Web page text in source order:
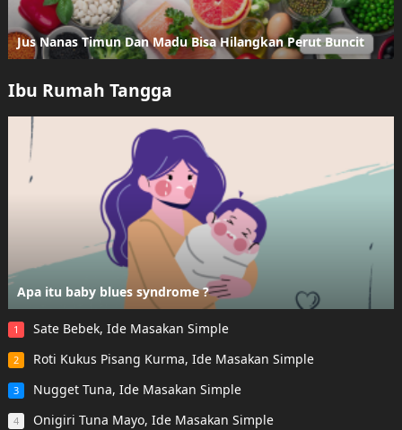
Jus Nanas Timun Dan Madu Bisa Hilangkan Perut Buncit
Ibu Rumah Tangga
Apa itu baby blues syndrome ?
1 Sate Bebek, Ide Masakan Simple
2 Roti Kukus Pisang Kurma, Ide Masakan Simple
3 Nugget Tuna, Ide Masakan Simple
4 Onigiri Tuna Mayo, Ide Masakan Simple